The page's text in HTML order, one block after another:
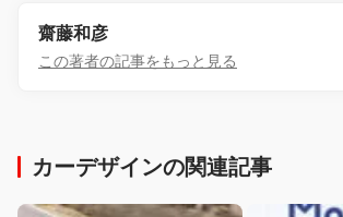
齋藤和彦
この著者の記事をもっと見る
カーデザインの関連記事